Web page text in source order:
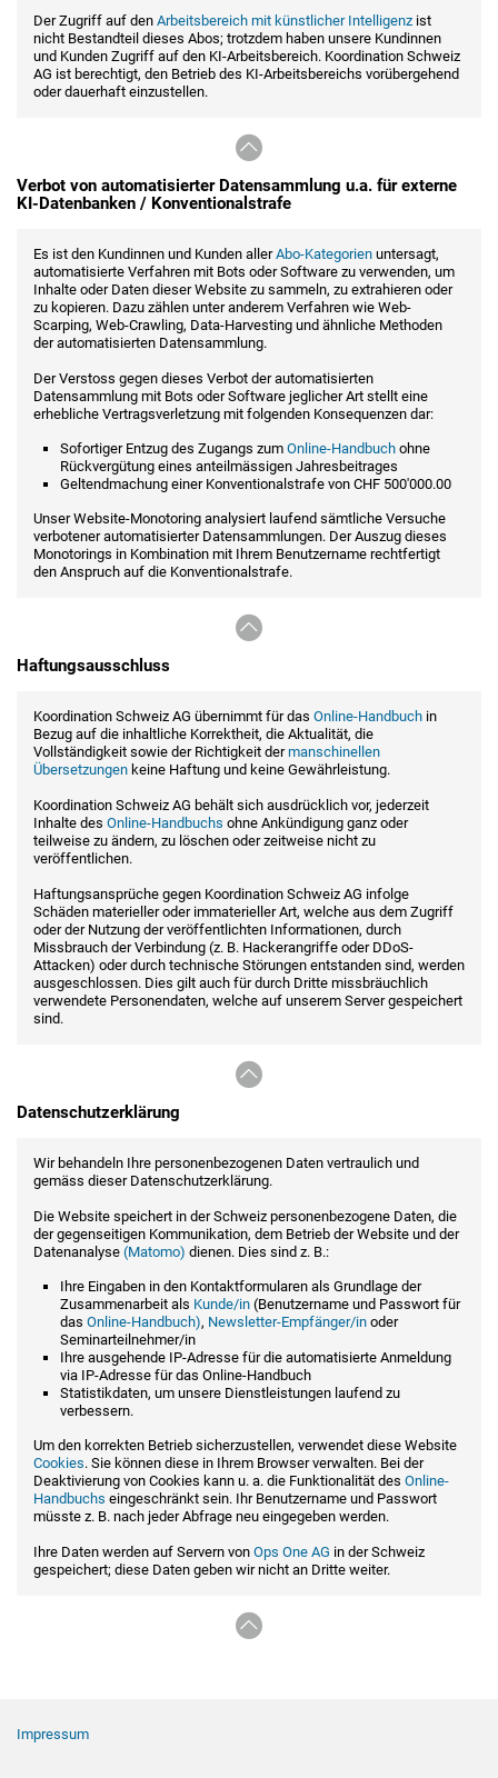
Der Zugriff auf den Arbeitsbereich mit künstlicher Intelligenz ist
nicht Bestandteil dieses Abos; trotzdem haben unsere Kundinnen
und Kunden Zugriff auf den KI-Arbeitsbereich. Koordination Schweiz
AG ist berechtigt, den Betrieb des KI-Arbeitsbereichs vorübergehend
oder dauerhaft einzustellen.
Verbot von automatisierter Datensammlung u.a. für externe
KI-Datenbanken / Konventionalstrafe
Es ist den Kundinnen und Kunden allerAbo-Kategorien untersagt,
automatisierte Verfahren mit Bots oder Software zu verwenden, um
Inhalte oder Daten dieser Website zu sammeln, zu extrahieren oder
zu kopieren. Dazu zählen unter anderem Verfahren wie Web-
Scarping, Web-Crawling, Data-Harvesting und ähnliche Methoden
der automatisierten Datensammlung.
Der Verstoss gegen dieses Verbot der automatisierten
Datensammlung mit Bots oder Software jeglicher Art stellt eine
erhebliche Vertragsverletzung mit folgenden Konsequenzen dar:
Sofortiger Entzug des Zugangs zum Online-Handbuch ohne
Rückvergütung eines anteilmässigen Jahresbeitrages
Geltendmachung einer Konventionalstrafe von CHF 500'000.00
Unser Website-Monotoring analysiert laufend sämtliche Versuche
verbotener automatisierter Datensammlungen. Der Auszug dieses
Monotorings in Kombination mit Ihrem Benutzername rechtfertigt
den Anspruch auf die Konventionalstrafe.
Haftungsausschluss
Koordination Schweiz AG übernimmt für das Online-Handbuch in
Bezug auf die inhaltliche Korrektheit, die Aktualität, die
Vollständigkeit sowie der Richtigkeit dermanschinellen
Übersetzungen keine Haftung und keine Gewährleistung.
Koordination Schweiz AG behält sich ausdrücklich vor, jederzeit
Inhalte des Online-Handbuchs ohne Ankündigung ganz oder
teilweise zu ändern, zu löschen oder zeitweise nicht zu
veröffentlichen.
Haftungsansprüche gegen Koordination Schweiz AG infolge
Schäden materieller oder immaterieller Art, welche aus dem Zugriff
oder der Nutzung der veröffentlichten Informationen, durch
Missbrauch der Verbindung (z. B. Hackerangriffe oder DDoS-
Attacken) oder durch technische Störungen entstanden sind, werden
ausgeschlossen. Dies gilt auch für durch Dritte missbräuchlich
verwendete Personendaten, welche auf unserem Server gespeichert
sind.
Datenschutzerklärung
Wir behandeln Ihre personenbezogenen Daten vertraulich und
gemäss dieser Datenschutzerklärung.
Die Website speichert in der Schweiz personenbezogene Daten, die
der gegenseitigen Kommunikation, dem Betrieb der Website und der
Datenanalyse (Matomo) dienen. Dies sind z. B.:
Ihre Eingaben in den Kontaktformularen als Grundlage der
Zusammenarbeit als Kunde/in (Benutzername und Passwort für
das Online-Handbuch), Newsletter-Empfänger/in oder
Seminarteilnehmer/in
Ihre ausgehende IP-Adresse für die automatisierte Anmeldung
via IP-Adresse für das Online-Handbuch
Statistikdaten, um unsere Dienstleistungen laufend zu
verbessern.
Um den korrekten Betrieb sicherzustellen, verwendet diese Website
Cookies. Sie können diese in Ihrem Browser verwalten. Bei der
Deaktivierung von Cookies kann u. a. die Funktionalität des Online-
Handbuchs eingeschränkt sein. Ihr Benutzername und Passwort
müsste z. B. nach jeder Abfrage neu eingegeben werden.
Ihre Daten werden auf Servern von Ops One AG in der Schweiz
gespeichert; diese Daten geben wir nicht an Dritte weiter.
Impressum